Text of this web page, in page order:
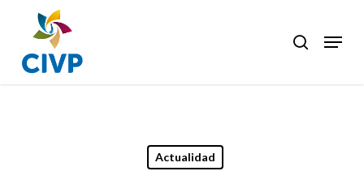
main
content
search
Menu
Actualidad
Close